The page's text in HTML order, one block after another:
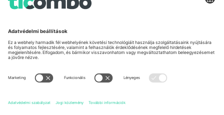
Unter den Linden 24, 10117
167 City Road, London, Greater
United States
131 Continental Dr, Suite 305,
Newark, Delaware 19713, United
States
Switzerland
Engelberg, Switzerland
Bulgaria
United Arab Emirates